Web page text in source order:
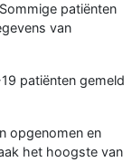
patiënten
van
patiënten gemeld
opgenomen en
het hoogste van